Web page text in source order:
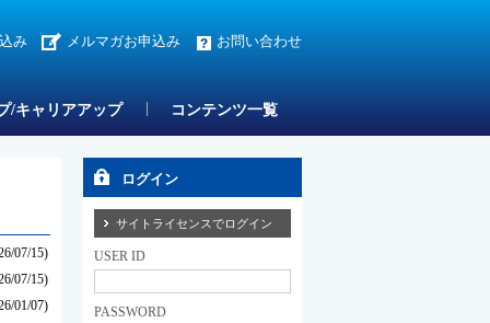
み メルマガお申込み お問い合わせ
/キャリアアップ コンテンツ一覧
07/15)
07/15)
01/07)
ログイン
サイトライセンスでログイン
USER ID
PASSWORD